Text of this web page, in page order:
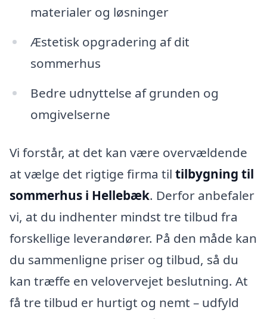
materialer og løsninger
Æstetisk opgradering af dit
sommerhus
Bedre udnyttelse af grunden og
omgivelserne
Vi forstår, at det kan være overvældende
at vælge det rigtige firma til tilbygning til
sommerhus i Hellebæk. Derfor anbefaler
vi, at du indhenter mindst tre tilbud fra
forskellige leverandører. På den måde kan
du sammenligne priser og tilbud, så du
kan træffe en velovervejet beslutning. At
få tre tilbud er hurtigt og nemt – udfyld